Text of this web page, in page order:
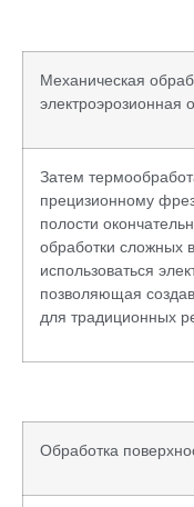
Механическая
электроэрозионная
Затем
прецизионному
полости
обработки сложных
использоваться
позволяющая
для традиционных
Обработка